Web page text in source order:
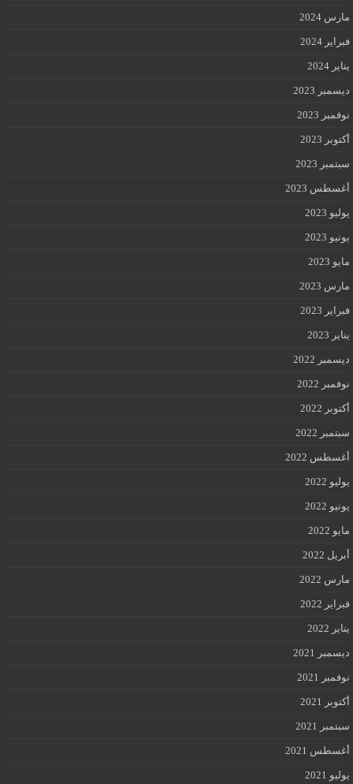
مارس 2024
فبراير 2024
يناير 2024
ديسمبر 2023
نوفمبر 2023
أكتوبر 2023
سبتمبر 2023
أغسطس 2023
يوليو 2023
يونيو 2023
مايو 2023
مارس 2023
فبراير 2023
يناير 2023
ديسمبر 2022
نوفمبر 2022
أكتوبر 2022
سبتمبر 2022
أغسطس 2022
يوليو 2022
يونيو 2022
مايو 2022
أبريل 2022
مارس 2022
فبراير 2022
يناير 2022
ديسمبر 2021
نوفمبر 2021
أكتوبر 2021
سبتمبر 2021
أغسطس 2021
يوليو 2021